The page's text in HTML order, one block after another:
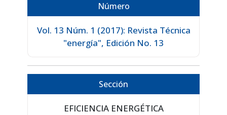
Número
Vol. 13 Núm. 1 (2017): Revista Técnica
"energía", Edición No. 13
Sección
EFICIENCIA ENERGÉTICA